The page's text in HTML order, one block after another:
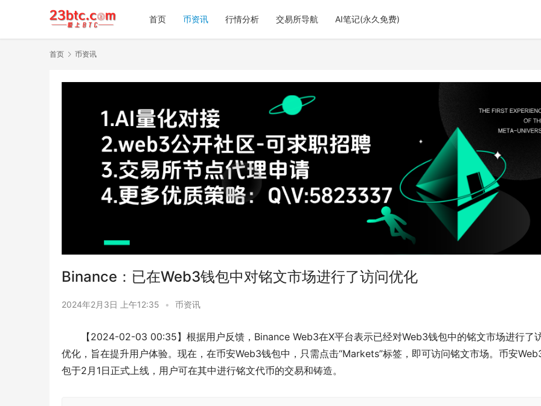
首页 币资讯 行情分析 交易所导航 AI笔记(永久免费)
首页 币资讯
Binance：已在Web3钱包中对铭文市场进行了访问优化
2024年2月3日 上午12:35 • 币资讯
【2024-02-03 00:35】根据用户反馈，Binance Web3在X平台表示已经对Web3钱包中的铭文市场进行了
优化，旨在提升用户体验。现在，在币安Web3钱包中，只需点击“Markets”标签，即可访问铭文市场。币安
包于2月1日正式上线，用户可在其中进行铭文代币的交易和铸造。